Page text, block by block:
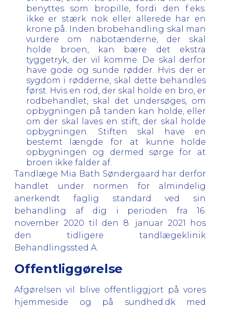
benyttes som bropille, fordi den f.eks.
ikke er stærk nok eller allerede har en
krone på. Inden brobehandling skal man
vurdere om nabotænderne, der skal
holde broen, kan bære det ekstra
tyggetryk, der vil komme. De skal derfor
have gode og sunde rødder. Hvis der er
sygdom i rødderne, skal dette behandles
først. Hvis en rod, der skal holde en bro, er
rodbehandlet, skal det undersøges, om
opbygningen på tanden kan holde, eller
om der skal laves en stift, der skal holde
opbygningen. Stiften skal have en
bestemt længde for at kunne holde
opbygningen og dermed sørge for at
broen ikke falder af.
Tandlæge Mia Bath Søndergaard har derfor
handlet under normen for almindelig
anerkendt faglig standard ved sin
behandling af dig i perioden fra 16.
november 2020 til den 8. januar 2021 hos
den tidligere tandlægeklinik
Behandlingssted A.
Offentliggørelse
Afgørelsen vil blive offentliggjort på vores
hjemmeside og på sundhed.dk med